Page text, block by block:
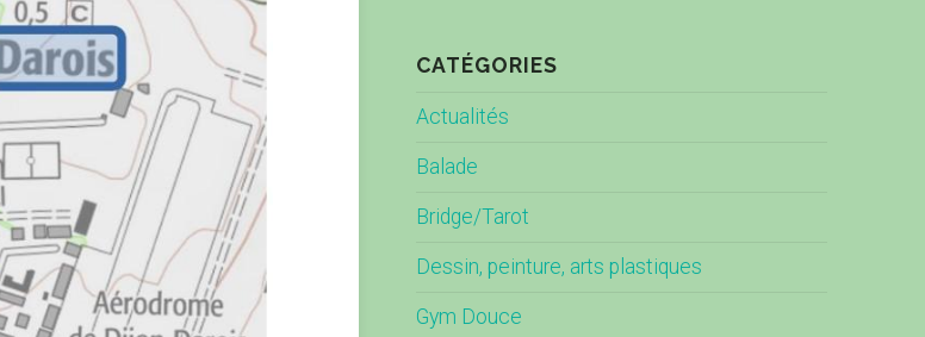
CATÉGORIES
Actualités
Balade
Bridge/Tarot
Dessin, peinture, arts plastiques
Gym Douce